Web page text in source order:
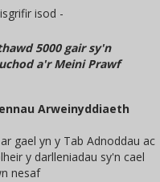
isod -
5000 gair sy'n
a'r Meini Prawf
Arweinyddiaeth
gael yn y Tab Adnoddau ac
y darlleniadau sy'n cael
nesaf